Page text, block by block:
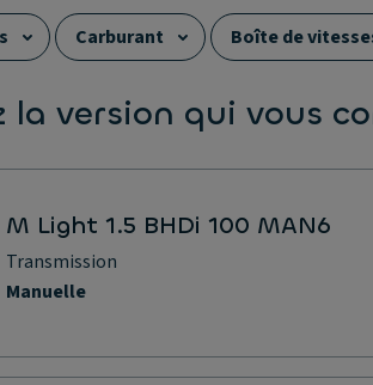
Carburant Boîte de
la version qui vous
M Light 1.5 BHDi 100 MAN6
Transmission
Manuelle